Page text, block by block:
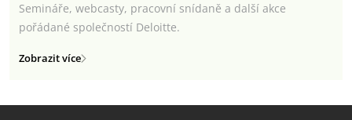
Semináře, webcasty, pracovní snídaně a další akce
pořádané společností Deloitte.
Zobrazit více